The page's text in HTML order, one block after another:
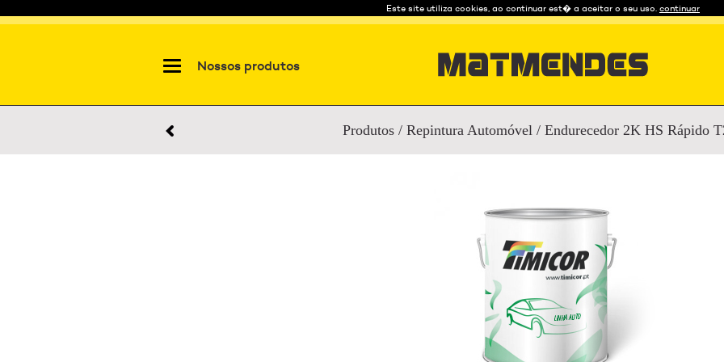
Este site utiliza cookies, ao continuar est� a aceitar o seu uso. continuar
Nossos produtos
Produtos/ Repintura Automóvel/ Endurecedor 2K HS Rápido